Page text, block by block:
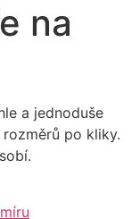
na
a jednoduše
po kliky.